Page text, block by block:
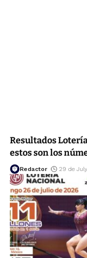
Resultados
estos son los
Redactor 29 de